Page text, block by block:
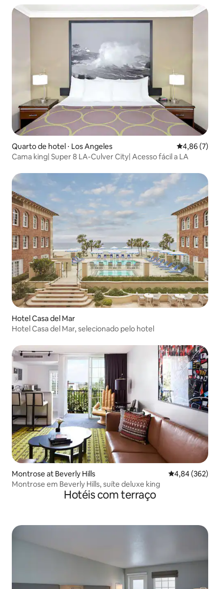
Quarto de hotel ⋅ Los Angeles 4,86 de uma
4,86 (7)
Cama king| Super 8 LA-Culver City| Acesso fácil a LA
Hotel Casa del Mar
Hotel Casa del Mar, selecionado pelo hotel
Montrose at Beverly Hills 4,84 de uma
4,84 (362)
Montrose em Beverly Hills, suíte deluxe king
Hotéis com terraço